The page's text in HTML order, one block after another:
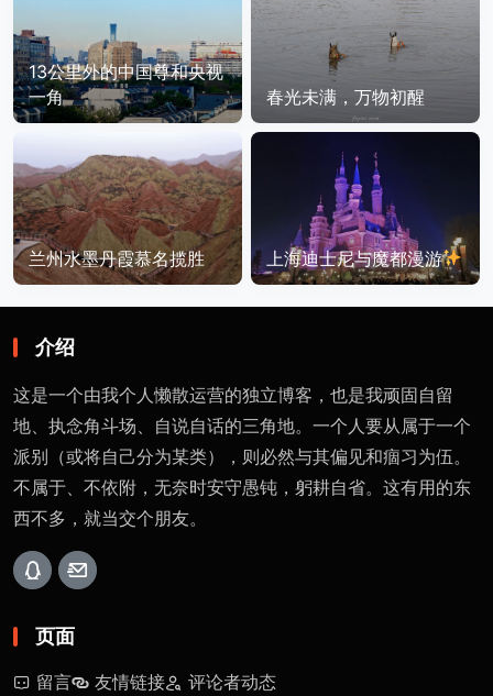
13公里外的中国尊和央视
一角
春光未满，万物初醒
兰州水墨丹霞慕名揽胜 上海迪士尼与魔都漫游
介绍
这是一个由我个人懒散运营的独立博客，也是我顽固自留
地、执念角斗场、自说自话的三角地。一个人要从属于一个
派别（或将自己分为某类），则必然与其偏见和痼习为伍。
不属于、不依附，无奈时安守愚钝，躬耕自省。这有用的东
西不多，就当交个朋友。
页面
留言 友情链接 评论者动态